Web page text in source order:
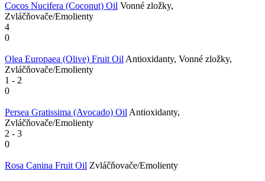
Cocos Nucifera (Coconut) Oil Vonné zložky,
Zvláčňovače/Emolienty
4
0
Olea Europaea (Olive) Fruit Oil Antioxidanty, Vonné zložky,
Zvláčňovače/Emolienty
1 - 2
0
Persea Gratissima (Avocado) Oil Antioxidanty,
Zvláčňovače/Emolienty
2 - 3
0
Rosa Canina Fruit Oil Zvláčňovače/Emolienty